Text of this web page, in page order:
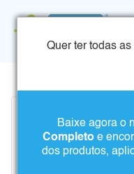
Quer ter todas as
Baixe agora o
Completo e
dos produtos,